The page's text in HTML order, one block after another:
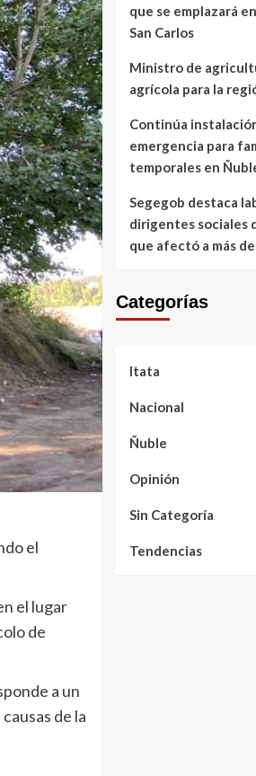
el
el lugar
de
a un
de la
que se emplazará
San Carlos
Ministro de
agrícola para la
Continúa
emergencia para
temporales en
Segegob destaca
dirigentes sociales
que afectó a más
Categorías
Itata
Nacional
Ñuble
Opinión
Sin Categoría
Tendencias